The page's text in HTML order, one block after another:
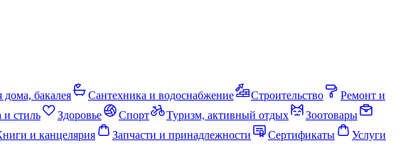
дома, бакалея Сантехника и водоснабжение Строительство
Ремонт и
и стиль Здоровье Спорт Туризм, активный отдых
Зоотовары
и канцелярия Запчасти и принадлежности Сертификаты
Услуги